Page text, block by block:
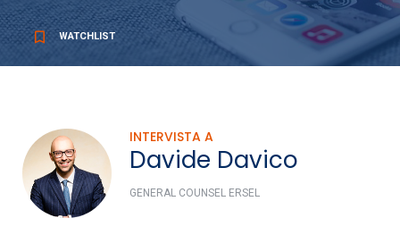
bookmark_border WATCHLIST
INTERVISTA A
Davide Davico
GENERAL COUNSEL ERSEL